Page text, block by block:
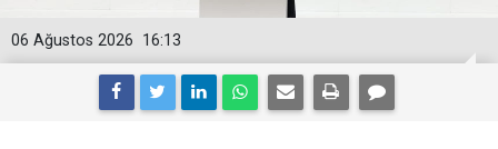
16:13
06 Ağustos 2026